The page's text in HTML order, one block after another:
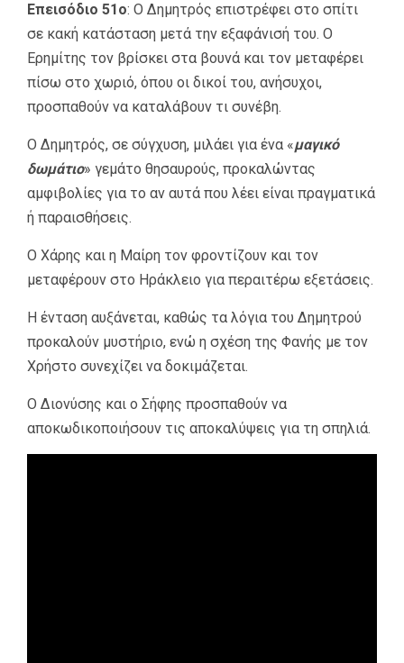
Επεισόδιο 51ο: Ο Δημητρός επιστρέφει στο σπίτι
σε κακή κατάσταση μετά την εξαφάνισή του. Ο
Ερημίτης τον βρίσκει στα βουνά και τον μεταφέρει
πίσω στο χωριό, όπου οι δικοί του, ανήσυχοι,
προσπαθούν να καταλάβουν τι συνέβη.
Ο Δημητρός, σε σύγχυση, μιλάει για ένα «μαγικό
δωμάτιο» γεμάτο θησαυρούς, προκαλώντας
αμφιβολίες για το αν αυτά που λέει είναι πραγματικά
ή παραισθήσεις.
Ο Χάρης και η Μαίρη τον φροντίζουν και τον
μεταφέρουν στο Ηράκλειο για περαιτέρω εξετάσεις.
Η ένταση αυξάνεται, καθώς τα λόγια του Δημητρού
προκαλούν μυστήριο, ενώ η σχέση της Φανής με τον
Χρήστο συνεχίζει να δοκιμάζεται.
Ο Διονύσης και ο Σήφης προσπαθούν να
αποκωδικοποιήσουν τις αποκαλύψεις για τη σπηλιά.